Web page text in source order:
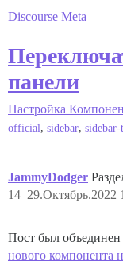
Discourse Meta
панели
Настройка
official, sidebar,
JammyDodger
29.Октябрь.2022
14
Пост был
нового компонента